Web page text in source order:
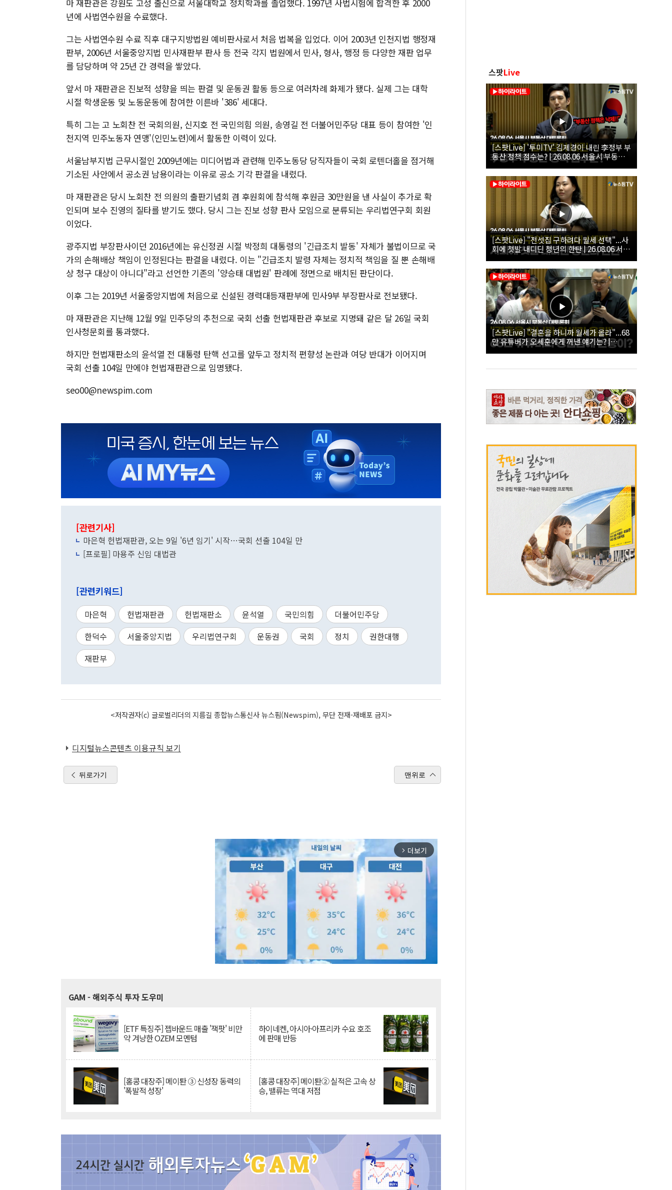
마 재판관은 강원도 고성 출신으로 서울대학교 정치학과를 졸업했다. 1997년 사법시험에 합격한 후 2000
년에 사법연수원을 수료했다.
그는 사법연수원 수료 직후 대구지방법원 예비판사로서 처음 법복을 입었다. 이어 2003년 인천지법 행정재
판부, 2006년 서울중앙지법 민사재판부 판사 등 전국 각지 법원에서 민사, 형사, 행정 등 다양한 재판 업무
를 담당하며 약 25년 간 경력을 쌓았다.
앞서 마 재판관은 진보적 성향을 띄는 판결 및 운동권 활동 등으로 여러차례 화제가 됐다. 실제 그는 대학
시절 학생운동 및 노동운동에 참여한 이른바 '386' 세대다.
특히 그는 고 노회찬 전 국회의원, 신지호 전 국민의힘 의원, 송영길 전 더불어민주당 대표 등이 참여한 '인
천지역 민주노동자 연맹'(인민노련)에서 활동한 이력이 있다.
서울남부지법 근무시절인 2009년에는 미디어법과 관련해 민주노동당 당직자들이 국회 로텐더홀을 점거해
기소된 사안에서 공소권 남용이라는 이유로 공소 기각 판결을 내렸다.
마 재판관은 당시 노회찬 전 의원의 출판기념회 겸 후원회에 참석해 후원금 30만원을 낸 사실이 추가로 확
인되며 보수 진영의 질타를 받기도 했다. 당시 그는 진보 성향 판사 모임으로 분류되는 우리법연구회 회원
이었다.
광주지법 부장판사이던 2016년에는 유신정권 시절 박정희 대통령의 '긴급조치 발동' 자체가 불법이므로 국
가의 손해배상 책임이 인정된다는 판결을 내렸다. 이는 "긴급조치 발령 자체는 정치적 책임을 질 뿐 손해배
상 청구 대상이 아니다"라고 선언한 기존의 '양승태 대법원' 판례에 정면으로 배치된 판단이다.
이후 그는 2019년 서울중앙지법에 처음으로 신설된 경력대등재판부에 민사9부 부장판사로 전보됐다.
마 재판관은 지난해 12월 9일 민주당의 추천으로 국회 선출 헌법재판관 후보로 지명돼 같은 달 26일 국회
인사청문회를 통과했다.
하지만 헌법재판소의 윤석열 전 대통령 탄핵 선고를 앞두고 정치적 편향성 논란과 여당 반대가 이어지며
국회 선출 104일 만에야 헌법재판관으로 임명됐다.
seo00@newspim.com
[관련기사]
마은혁 헌법재판관, 오는 9일 '6년 임기' 시작…국회 선출 104일 만
[프로필] 마용주 신임 대법관
[관련키워드]
마은혁 헌법재판관 헌법재판소 윤석열 국민의힘
더불어민주당
한덕수
서울중앙지법 우리법연구회 운동권 국회 정치
권한대행
재판부
<저작권자(c) 글로벌리더의 지름길 종합뉴스통신사 뉴스핌(Newspim), 무단 전재-재배포 금지>
디지털뉴스콘텐츠 이용규칙 보기
뒤로가기 맨위로
arrow_forward_ios 더보기
GAM - 해외주식 투자 도우미
[ETF 특징주] 젭바운드 매출 '잭팟' 비만
약 겨냥한 OZEM 모멘텀
하이네켄, 아시아·아프리카 수요 호조
에 판매 반등
[홍콩 대장주] 메이퇀 ③ 신성장 동력의
'폭발적 성장'
[홍콩 대장주] 메이퇀② 실적은 고속 상
승, 밸류는 역대 저점
스팟Live
[스팟Live] '투미TV' 김제경이 내린 李정부 부
동산 정책 점수는? | 26.08.06 서울시 부동산
대토론회
[스팟Live] "전셋집 구하려다 월세 선택"...사
회에 첫발 내디딘 청년의 한탄 | 26.08.06 서울
시 부동산 대토론회
[스팟Live] "결혼을 하니까 월세가 올라"...68
만 유튜버가 오세훈에게 꺼낸 얘기는? |
26.08.06 서울시 부동산 대토론회